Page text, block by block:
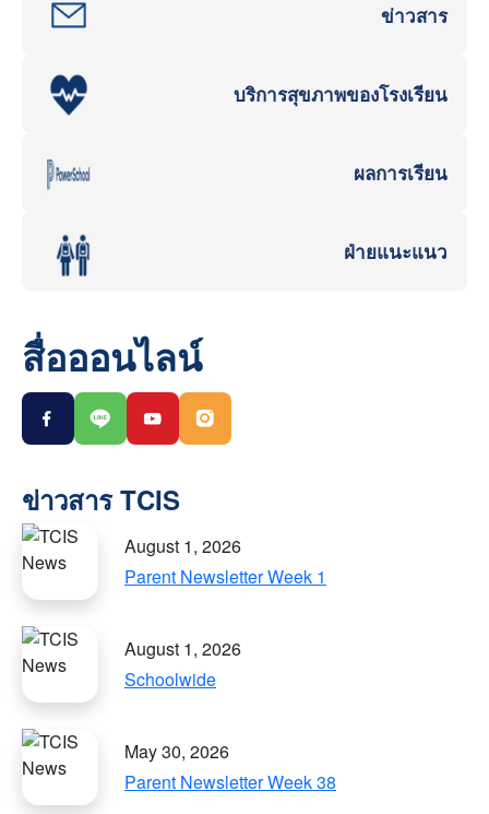
ข่าวสาร
บริการสุขภาพของโรงเรียน
ผลการเรียน
ฝ่ายแนะแนว
สื่อออนไลน์
August 1, 2026
Parent Newsletter Week 1
August 1, 2026
Schoolwide
May 30, 2026
Parent Newsletter Week 38